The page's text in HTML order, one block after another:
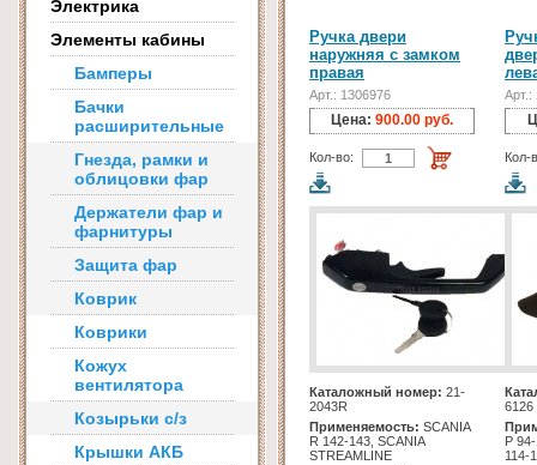
Электрика
Элементы кабины
Бамперы
Бачки
расширительные
Гнезда, рамки и
облицовки фар
Держатели фар и
фарнитуры
Защита фар
Коврик
Коврики
Кожух
вентилятора
Козырьки с/з
Крышки АКБ
Ручка двери
наружняя с замком
правая
Арт.: 1306976
Цена: 900.00 руб.
Кол-во:
Каталожный номер: 21-
2043R
Применяемость: SCANIA
R 142-143, SCANIA
STREAMLINE
Арт.:
Кол-
6126
Р
114-